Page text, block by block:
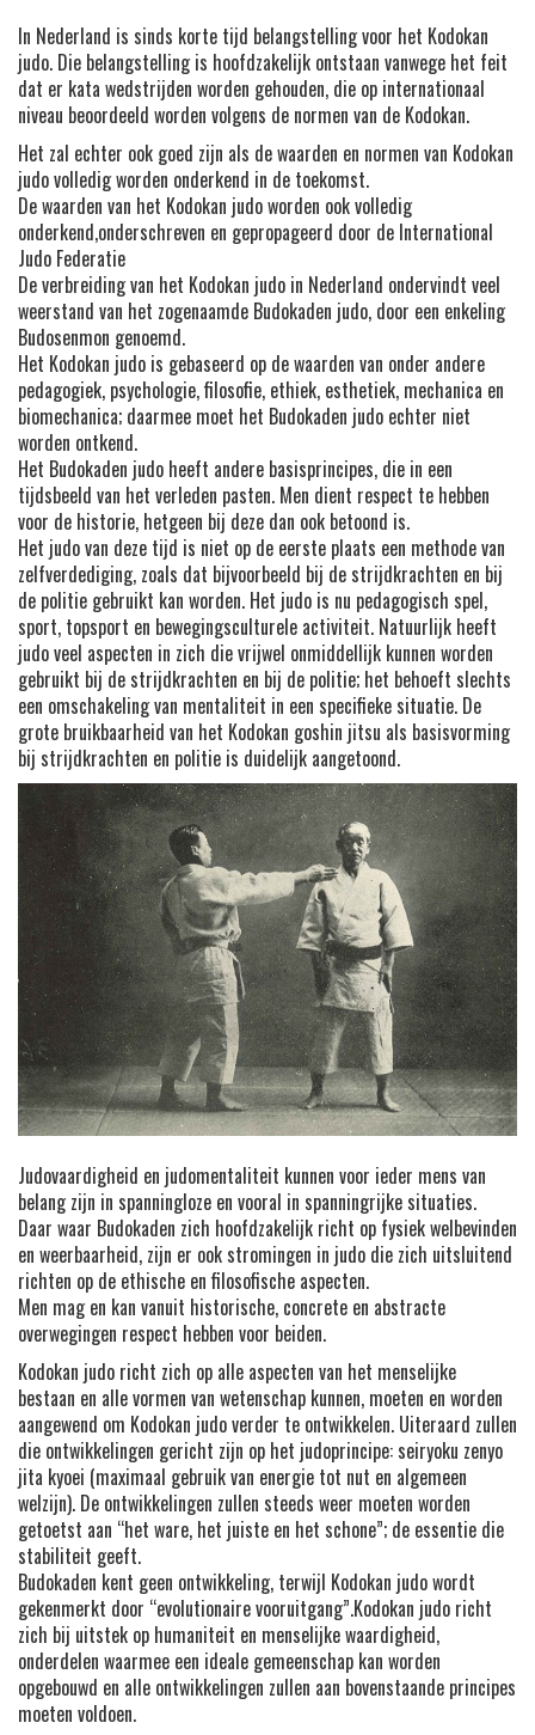
In Nederland is sinds korte tijd belangstelling voor het Kodokan
judo. Die belangstelling is hoofdzakelijk ontstaan vanwege het feit
dat er kata wedstrijden worden gehouden, die op internationaal
niveau beoordeeld worden volgens de normen van de Kodokan.
Het zal echter ook goed zijn als de waarden en normen van Kodokan
judo volledig worden onderkend in de toekomst.
De waarden van het Kodokan judo worden ook volledig
onderkend,onderschreven en gepropageerd door de International
Judo Federatie
De verbreiding van het Kodokan judo in Nederland ondervindt veel
weerstand van het zogenaamde Budokaden judo, door een enkeling
Budosenmon genoemd.
Het Kodokan judo is gebaseerd op de waarden van onder andere
pedagogiek, psychologie, filosofie, ethiek, esthetiek, mechanica en
biomechanica; daarmee moet het Budokaden judo echter niet
worden ontkend.
Het Budokaden judo heeft andere basisprincipes, die in een
tijdsbeeld van het verleden pasten. Men dient respect te hebben
voor de historie, hetgeen bij deze dan ook betoond is.
Het judo van deze tijd is niet op de eerste plaats een methode van
zelfverdediging, zoals dat bijvoorbeeld bij de strijdkrachten en bij
de politie gebruikt kan worden. Het judo is nu pedagogisch spel,
sport, topsport en bewegingsculturele activiteit. Natuurlijk heeft
judo veel aspecten in zich die vrijwel onmiddellijk kunnen worden
gebruikt bij de strijdkrachten en bij de politie; het behoeft slechts
een omschakeling van mentaliteit in een specifieke situatie. De
grote bruikbaarheid van het Kodokan goshin jitsu als basisvorming
bij strijdkrachten en politie is duidelijk aangetoond.
Judovaardigheid en judomentaliteit kunnen voor ieder mens van
belang zijn in spanningloze en vooral in spanningrijke situaties.
Daar waar Budokaden zich hoofdzakelijk richt op fysiek welbevinden
en weerbaarheid, zijn er ook stromingen in judo die zich uitsluitend
richten op de ethische en filosofische aspecten.
Men mag en kan vanuit historische, concrete en abstracte
overwegingen respect hebben voor beiden.
Kodokan judo richt zich op alle aspecten van het menselijke
bestaan en alle vormen van wetenschap kunnen, moeten en worden
aangewend om Kodokan judo verder te ontwikkelen. Uiteraard zullen
die ontwikkelingen gericht zijn op het judoprincipe: seiryoku zenyo
jita kyoei (maximaal gebruik van energie tot nut en algemeen
welzijn). De ontwikkelingen zullen steeds weer moeten worden
getoetst aan “het ware, het juiste en het schone”; de essentie die
stabiliteit geeft.
Budokaden kent geen ontwikkeling, terwijl Kodokan judo wordt
gekenmerkt door “evolutionaire vooruitgang”.Kodokan judo richt
zich bij uitstek op humaniteit en menselijke waardigheid,
onderdelen waarmee een ideale gemeenschap kan worden
opgebouwd en alle ontwikkelingen zullen aan bovenstaande principes
moeten voldoen.